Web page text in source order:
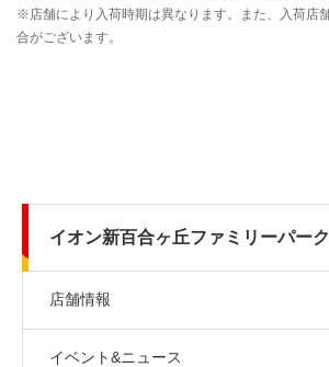
イオン新百合ヶ丘ファミリーパーク
店舗情報
イベント&ニュース